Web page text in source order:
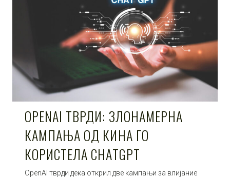
OPENAI ТВРДИ: ЗЛОНАМЕРНА
КАМПАЊА ОД КИНА ГО
КОРИСТЕЛА CHATGPT
OpenAI тврди дека открил две кампањи за влијание